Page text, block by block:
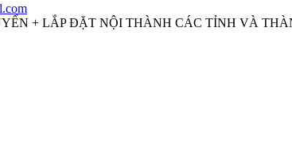
+ LẮP ĐẶT NỘI THÀNH CÁC TỈNH VÀ